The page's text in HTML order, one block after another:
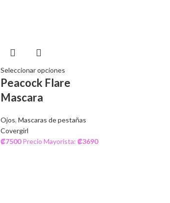
Seleccionar opciones
Peacock Flare
Mascara
Ojos, Mascaras de pestañas
Covergirl
₡7500 Precio Mayorista: ₡3690